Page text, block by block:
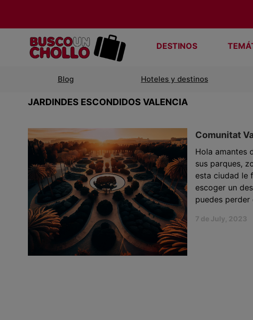
DESTINOS
Blog Hoteles y destinos
JARDINDES ESCONDIDOS VALENCIA
Comunitat
Hola amantes
sus parques,
esta ciudad le
escoger un
puedes perder
7 de July, 2023